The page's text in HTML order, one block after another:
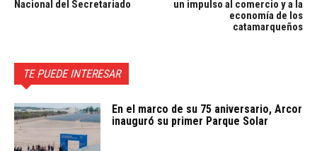
Nacional del Secretariado
un impulso al comercio y a la
economía de los
catamarqueños
TE PUEDE INTERESAR
En el marco de su 75 aniversario, Arcor
inauguró su primer Parque Solar